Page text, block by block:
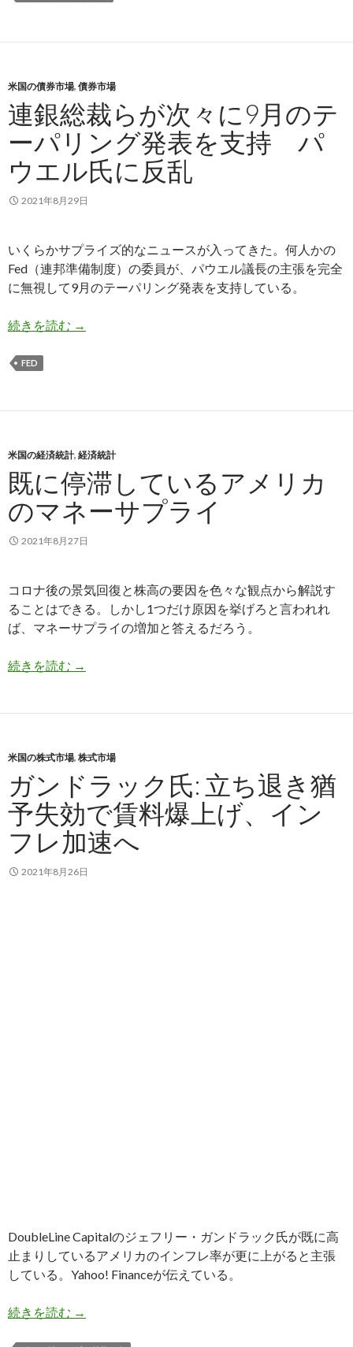
米国の債券市場, 債券市場
連銀総裁らが次々に9月のテ
ーパリング発表を支持 パ
ウエル氏に反乱
2021年8月29日
いくらかサプライズ的なニュースが入ってきた。何人かの
Fed（連邦準備制度）の委員が、パウエル議長の主張を完全
に無視して9月のテーパリング発表を支持している。
続きを読む 連銀総裁らが次々に9月のテーパリング発表を
→
FED
米国の経済統計, 経済統計
既に停滞しているアメリカ
のマネーサプライ
2021年8月27日
コロナ後の景気回復と株高の要因を色々な観点から解説す
ることはできる。しかし1つだけ原因を挙げろと言われれ
ば、マネーサプライの増加と答えるだろう。
続きを読む 既に停滞しているアメリカのマネーサプライ
→
米国の株式市場, 株式市場
ガンドラック氏: 立ち退き猶
予失効で賃料爆上げ、イン
フレ加速へ
2021年8月26日
DoubleLine Capitalのジェフリー・ガンドラック氏が既に高
止まりしているアメリカのインフレ率が更に上がると主張
している。Yahoo! Financeが伝えている。
続きを読む ガンドラック氏: 立ち退き猶予失効で賃料爆上げ
→